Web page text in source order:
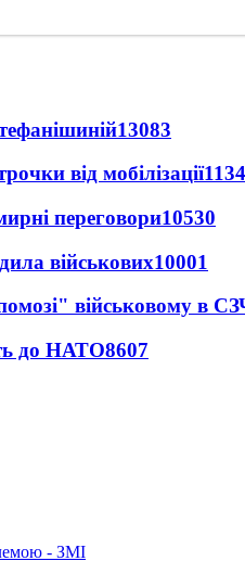
13083
від мобілізації
переговори10530
військових10001
військовому в
до НАТО8607